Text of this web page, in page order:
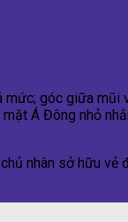
góc giữa mũi
Á Đông nhỏ
nhân sở hữu vẻ